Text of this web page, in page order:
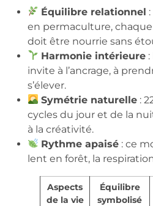
Équilibre relationnel
en permaculture,
doit être nourrie sans
Harmonie intérieure
invite à l’ancrage, à
s’élever.
Symétrie naturelle :
cycles du jour et de la
à la créativité.
Rythme apaisé : ce
lent en forêt, la
Aspects
de la vie
Équilibre
symbolisé